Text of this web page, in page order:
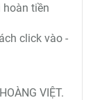
hoàn tiền
click vào -
VIỆT.